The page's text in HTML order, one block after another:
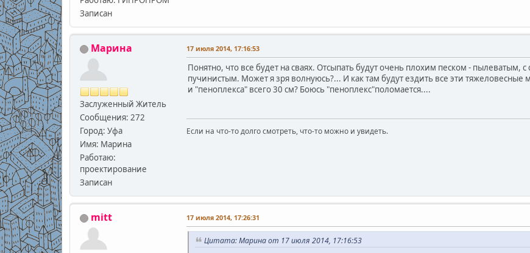
Записан
Марина
Заслуженный Житель
Сообщения: 272
Город: Уфа
Имя: Марина
Работаю:
проектирование
Записан
17 июля 2014, 17:16:53
Понятно, что все будет на сваях. Отсыпать будут очень плохим песком - пылеватым,
пучинистым. Может я зря волнуюсь?... И как там будут ездить все эти
и "пеноплекса" всего 30 см? Боюсь "пеноплекс"поломается....
Если на что-то долго смотреть, что-то можно и увидеть.
mitt 17 июля 2014, 17:26:31
Цитата: Марина от 17 июля 2014, 17:16:53